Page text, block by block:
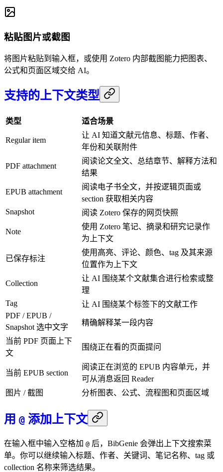
粘贴图片或截图
将图片粘贴到输入框，或使用 Zotero 内部截图能力把图表、
公式和页面区域交给 AI。
支持的上下文类型
类型 适合场景
Regular item
让 AI 知道文献元信息、标题、作者、
年份和关联附件
PDF attachment
阅读论文全文、总结章节、解释方法和
结果
EPUB attachment
阅读电子书全文，并按逻辑页面或
section 获取相关内容
Snapshot
阅读 Zotero 保存的网页快照
Note
使用 Zotero 笔记、摘录和研究记录作
为上下文
已保存标注
使用高亮、评论、颜色、tag 及其来源
位置作为上下文
Collection
让 AI 围绕某个文献集合进行检索或整
理
Tag
让 AI 围绕某个标签下的文献工作
PDF / EPUB /
Snapshot 选中文字
精确解释某一段内容
当前 PDF 页面上下
文
围绕正在看的页面提问
当前 EPUB section
阅读正在浏览的 EPUB 内容单元，并
可从消息返回 Reader
图片 / 截图
分析图表、公式、流程图和页面区域
用 @ 添加上下文
在输入框中输入空格加 @ 后，BibGenie 会弹出上下文搜索菜
单。你可以继续输入标题、作者、关键词、笔记名称、tag 或
collection 名称来筛选结果。